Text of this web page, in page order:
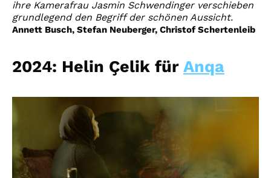
ihre Kamerafrau Jasmin Schwendinger verschieben
grundlegend den Begriff der schönen Aussicht.
Annett Busch, Stefan Neuberger, Christof Schertenleib
2024: Helin Çelik für Anqa